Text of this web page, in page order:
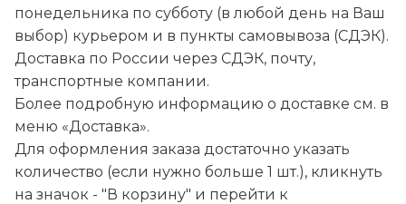
понедельника по субботу (в любой день на Ваш
выбор) курьером и в пункты самовывоза (СДЭК).
Доставка по России через СДЭК, почту,
транспортные компании.
Более подробную информацию о доставке см. в
меню «Доставка».
Для оформления заказа достаточно указать
количество (если нужно больше 1 шт.), кликнуть
на значок - "В корзину" и перейти к